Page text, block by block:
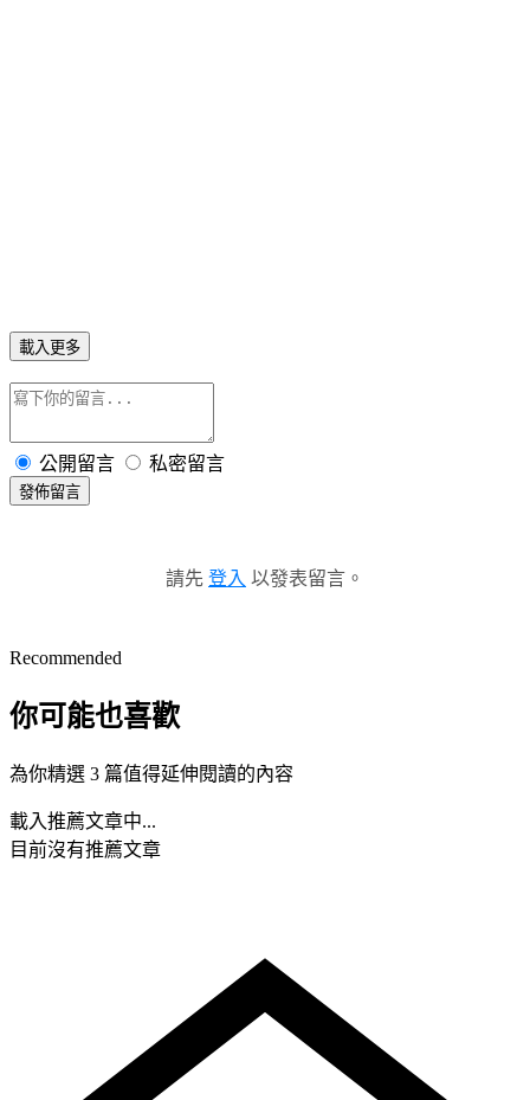
載入更多
公開留言 私密留言
發佈留言
請先 登入 以發表留言。
Recommended
你可能也喜歡
為你精選 3 篇值得延伸閱讀的內容
載入推薦文章中...
目前沒有推薦文章